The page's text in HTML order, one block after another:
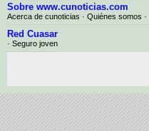
Sobre www.cunoticias.com
Acerca de cunoticias · Quiénes somos ·
Red Cuasar
· Seguro joven